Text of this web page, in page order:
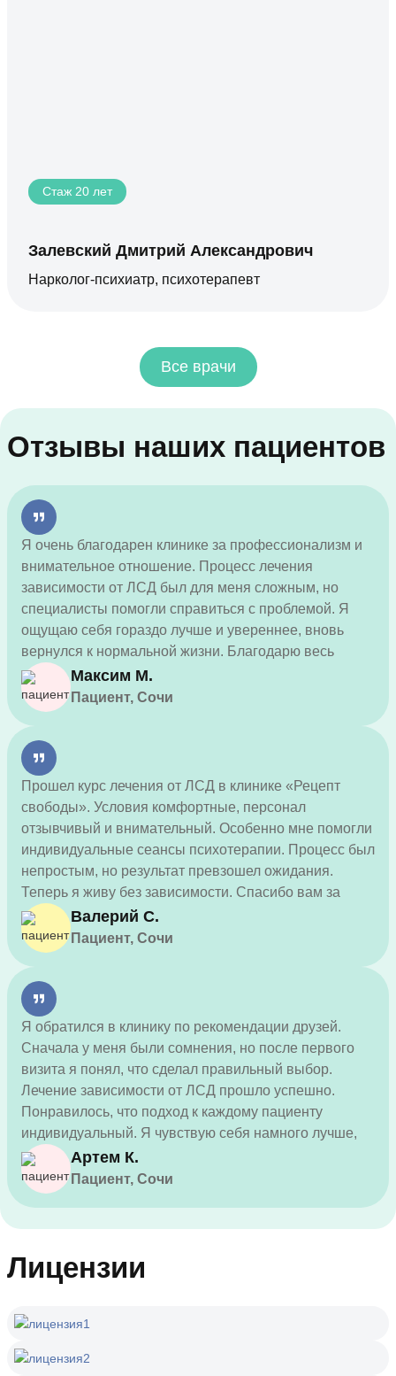
Стаж 20 лет
Залевский Дмитрий Александрович
Нарколог-психиатр, психотерапевт
Все врачи
Отзывы наших пациентов
Я очень благодарен клинике за профессионализм и
внимательное отношение. Процесс лечения
зависимости от ЛСД был для меня сложным, но
специалисты помогли справиться с проблемой. Я
ощущаю себя гораздо лучше и увереннее, вновь
вернулся к нормальной жизни. Благодарю весь
персонал за поддержку!
Максим М.
Пациент, Сочи
Прошел курс лечения от ЛСД в клинике «Рецепт
свободы». Условия комфортные, персонал
отзывчивый и внимательный. Особенно мне помогли
индивидуальные сеансы психотерапии. Процесс был
непростым, но результат превзошел ожидания.
Теперь я живу без зависимости. Спасибо вам за
помощь!Валерий С.
Пациент, Сочи
Я обратился в клинику по рекомендации друзей.
Сначала у меня были сомнения, но после первого
визита я понял, что сделал правильный выбор.
Лечение зависимости от ЛСД прошло успешно.
Понравилось, что подход к каждому пациенту
индивидуальный. Я чувствую себя намного лучше,
благодарен за поддержку!
Артем К.
Пациент, Сочи
Лицензии